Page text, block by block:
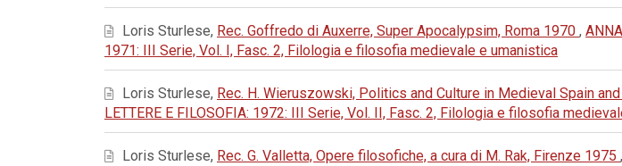
Loris Sturlese, Rec. Goffredo di Auxerre, Super Apocalypsim, Roma 1970 ,
1971: III Serie, Vol. I, Fasc. 2, Filologia e filosofia medievale e umanistica
Loris Sturlese, Rec. H. Wieruszowski, Politics and Culture in Medieval Spain
LETTERE E FILOSOFIA: 1972: III Serie, Vol. II, Fasc. 2, Filologia e filosofia
Loris Sturlese, Rec. G. Valletta, Opere filosofiche, a cura di M. Rak, Firenze 1975 ,